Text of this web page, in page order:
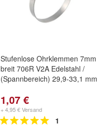
Stufenlose Ohrklemmen 7mm
breit 706R V2A Edelstahl /
(Spannbereich) 29,9-33,1 mm
1,07 €
+ 4,95 € Versand
1